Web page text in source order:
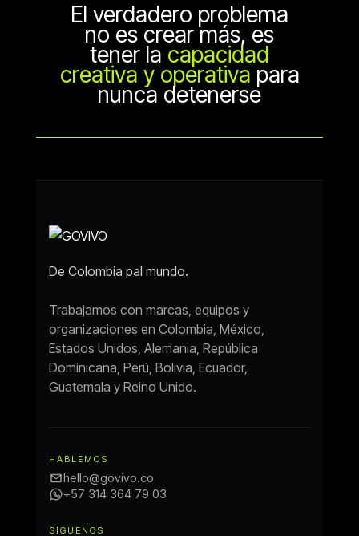
El verdadero problema
no es crear más, es
tener la capacidad
creativa y operativa para
nunca detenerse
De Colombia pal mundo.
Trabajamos con marcas, equipos y
organizaciones en Colombia, México,
Estados Unidos, Alemania, República
Dominicana, Perú, Bolivia, Ecuador,
Guatemala y Reino Unido.
HABLEMOS
hello@govivo.co
+57 314 364 79 03
SÍGUENOS
GoVivo